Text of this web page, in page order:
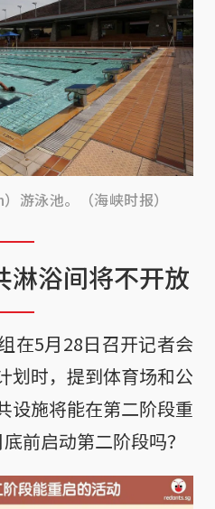
游泳池。（海峡时报）
淋浴间将不开放
在5月28日召开记者会
划时，提到体育场和公
设施将能在第二阶段重
前启动第二阶段吗？